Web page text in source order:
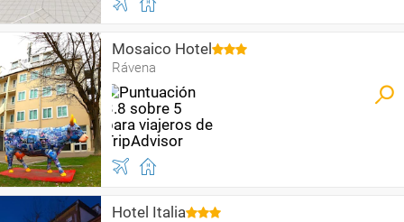
Mosaico Hotel
Rávena
Hotel Italia